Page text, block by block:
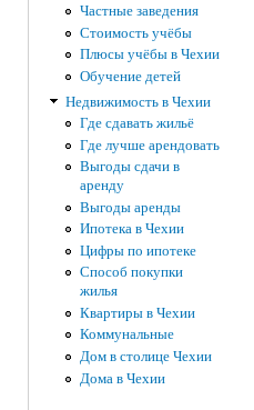
Частные заведения
Стоимость учёбы
Плюсы учёбы в Чехии
Обучение детей
Недвижимость в Чехии
Где сдавать жильё
Где лучше арендовать
Выгоды сдачи в
аренду
Выгоды аренды
Ипотека в Чехии
Цифры по ипотеке
Способ покупки
жилья
Квартиры в Чехии
Коммунальные
Дом в столице Чехии
Дома в Чехии